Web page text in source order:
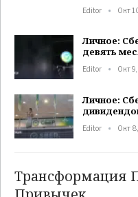
Editor Окт
Личное:
девять
Editor Окт
Личное:
Editor Окт
Трансформация